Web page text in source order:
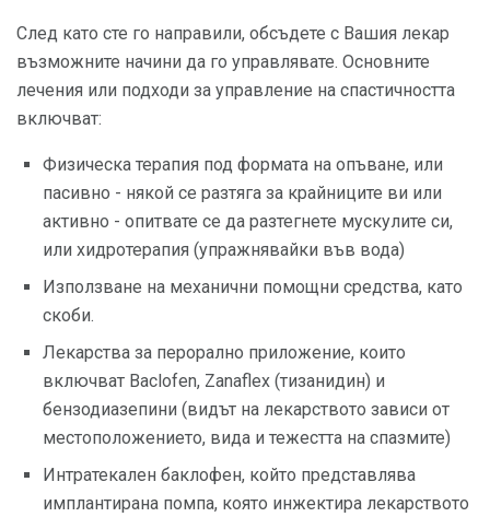
След като сте го направили, обсъдете с Вашия лекар
възможните начини да го управлявате. Основните
лечения или подходи за управление на спастичността
включват:
Физическа терапия под формата на опъване, или
пасивно - някой се разтяга за крайниците ви или
активно - опитвате се да разтегнете мускулите си,
или хидротерапия (упражнявайки във вода)
Използване на механични помощни средства, като
скоби.
Лекарства за перорално приложение, които
включват Baclofen, Zanaflex (тизанидин) и
бензодиазепини (видът на лекарството зависи от
местоположението, вида и тежестта на спазмите)
Интратекален баклофен, който представлява
имплантирана помпа, която инжектира лекарството